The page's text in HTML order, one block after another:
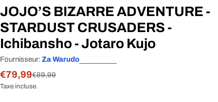
JOJO’S BIZARRE ADVENTURE -
STARDUST CRUSADERS -
Ichibansho - Jotaro Kujo
Fournisseur: Za Warudo
Prix
€79,99
Prix €89,99
Taxe incluse.